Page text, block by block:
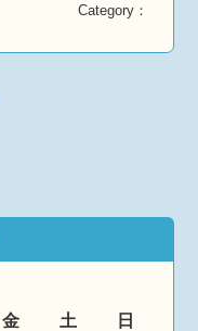
Category：
金 土
日